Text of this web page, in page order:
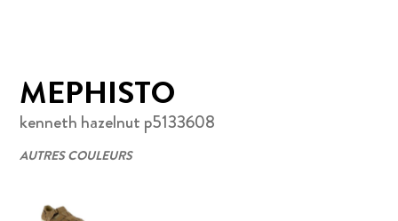
MEPHISTO
kenneth hazelnut p5133608
AUTRES COULEURS